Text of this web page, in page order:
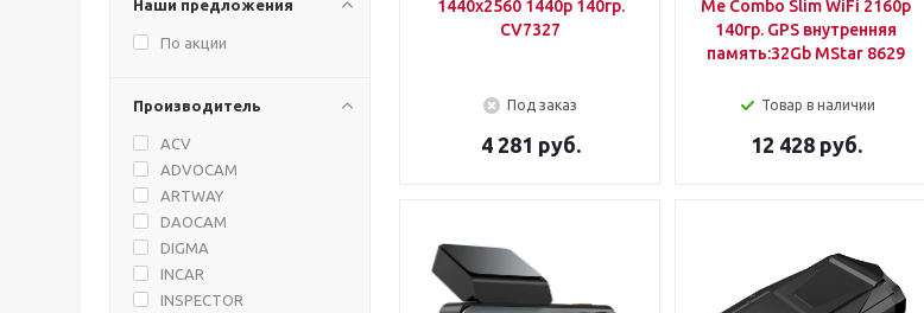
Наши предложения
По акции
Производитель
ACV
ADVOCAM
ARTWAY
DAOCAM
DIGMA
INCAR
INSPECTOR
1440x2560 1440p 140гр.
CV7327
Под заказ
4 281 руб.
Me Combo Slim WiFi 2160p
140гр. GPS внутренняя
память:32Gb MStar 8629
Товар в наличии
12 428 руб.